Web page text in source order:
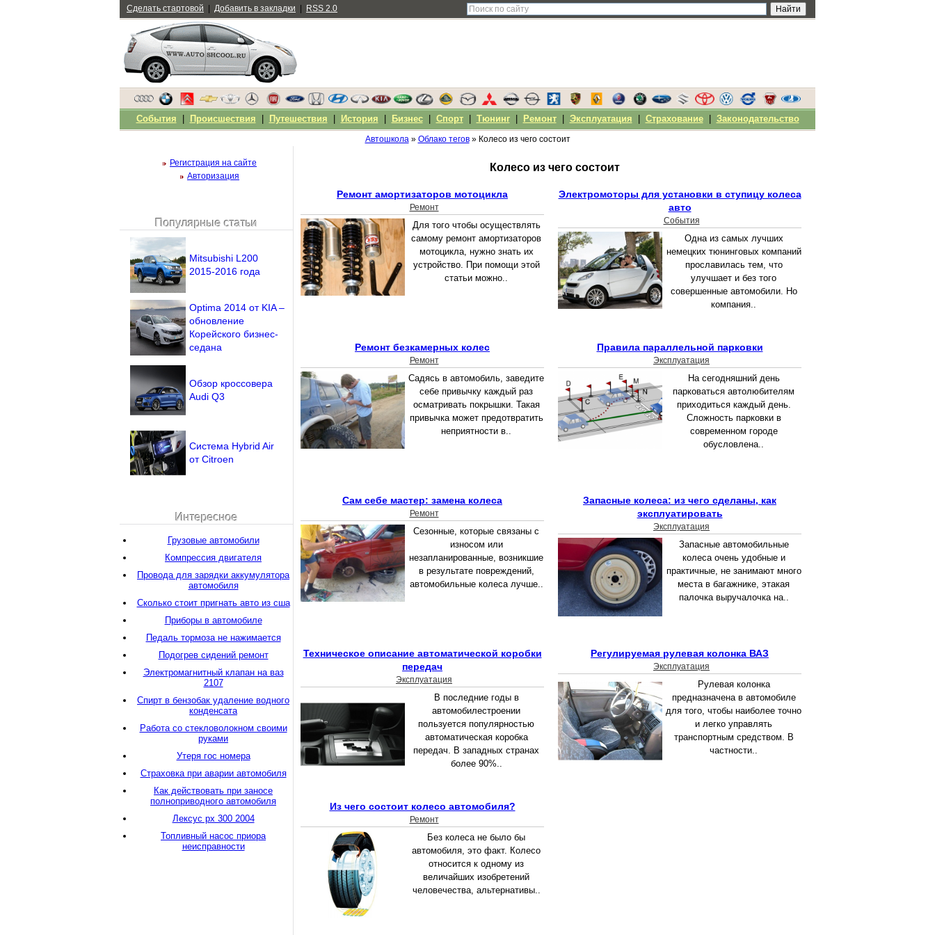
Автошкола» Облако тегов» Колесо из чего состоит
Колесо из чего состоит
Ремонт амортизаторов мотоцикла
Ремонт
Для того чтобы осуществлять
самому ремонт амортизаторов
мотоцикла, нужно знать их
устройство. При помощи этой
статьи можно..
Электромоторы для установки в ступицу колеса
авто
События
Одна из самых лучших
немецких тюнинговых компаний
прославилась тем, что
улучшает и без того
совершенные автомобили. Но
компания..
Ремонт безкамерных колес
Ремонт
Садясь в автомобиль, заведите
себе привычку каждый раз
осматривать покрышки. Такая
привычка может предотвратить
неприятности в..
Правила параллельной парковки
Эксплуатация
На сегодняшний день
парковаться автолюбителям
приходиться каждый день.
Сложность парковки в
современном городе
обусловлена..
Сам себе мастер: замена колеса
Ремонт
Сезонные, которые связаны с
износом или
незапланированные, возникшие
в результате повреждений,
автомобильные колеса лучше..
Запасные колеса: из чего сделаны, как
эксплуатировать
Эксплуатация
Запасные автомобильные
колеса очень удобные и
практичные, не занимают много
места в багажнике, этакая
палочка выручалочка на..
Техническое описание автоматической коробки
передач
Эксплуатация
В последние годы в
автомобилестроении
пользуется популярностью
автоматическая коробка
передач. В западных странах
более 90%..
Регулируемая рулевая колонка ВАЗ
Эксплуатация
Рулевая колонка
предназначена в автомобиле
для того, чтобы наиболее точно
и легко управлять
транспортным средством. В
частности..
Из чего состоит колесо автомобиля?
Ремонт
Без колеса не было бы
автомобиля, это факт. Колесо
относится к одному из
величайших изобретений
человечества, альтернативы..
Регистрация на сайте
Авторизация
Напомнить пароль?
Популярные статьи
Mitsubishi L200
2015-2016 года
Optima 2014 от KIA –
обновление
Корейского бизнес-
седана
Обзор кроссовера
Audi Q3
Система Hybrid Air
от Citroen
Интересное
Грузовые автомобили
Компрессия двигателя
Провода для зарядки аккумулятора
автомобиля
Сколько стоит пригнать авто из сша
Приборы в автомобиле
Педаль тормоза не нажимается
Подогрев сидений ремонт
Электромагнитный клапан на ваз
2107
Спирт в бензобак удаление водного
конденсата
Работа со стекловолокном своими
руками
Утеря гос номера
Страховка при аварии автомобиля
Как действовать при заносе
полноприводного автомобиля
Лексус рх 300 2004
Топливный насос приора
неисправности
Сделать стартовой Добавить в закладки RSS 2.0
События Происшествия Путешествия История Бизнес| Спорт| Тюнинг| Ремонт| Эксплуатация Страхование| Законодательство